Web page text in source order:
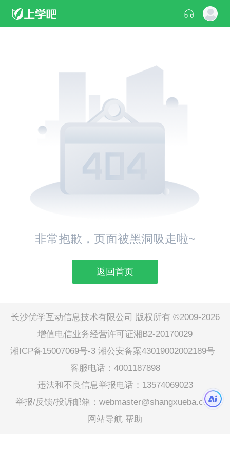
非常抱歉，页面被黑洞吸走啦~
返回首页
长沙优学互动信息技术有限公司 版权所有 ©2009-2026
增值电信业务经营许可证湘B2-20170029
湘ICP备15007069号-3 湘公安备案43019002002189号
客服电话：4001187898
违法和不良信息举报电话：13574069023
举报/反馈/投诉邮箱：webmaster@shangxueba.com
网站导航 帮助